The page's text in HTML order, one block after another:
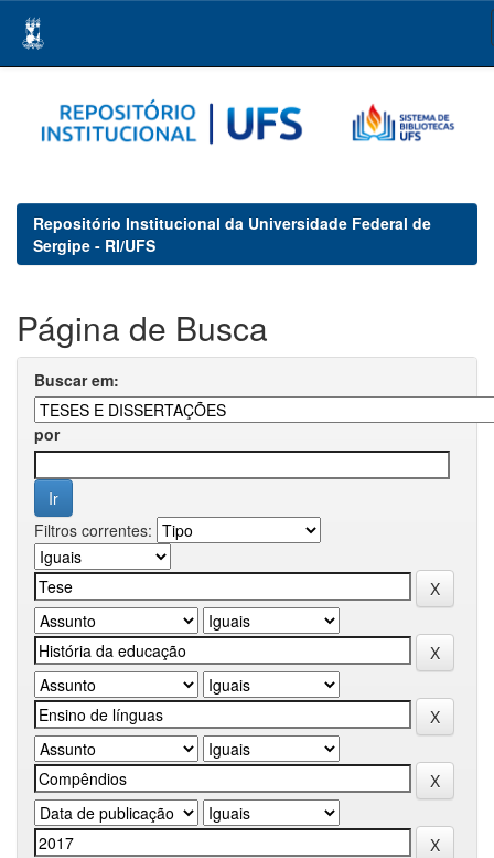
navigation
Repositório Institucional da Universidade Federal de
Sergipe - RI/UFS
Página de Busca
Buscar em:
por
Filtros correntes: